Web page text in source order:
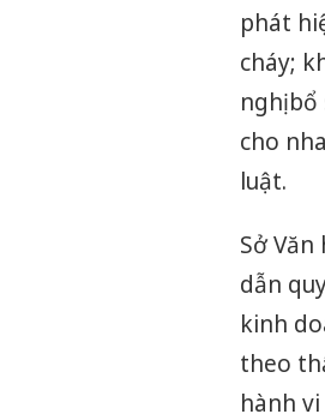
phát
cháy;
nghị
cho
luật.
Sở
dẫn
kinh
theo
hành